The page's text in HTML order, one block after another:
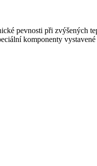
pevnosti při zvýšených
komponenty